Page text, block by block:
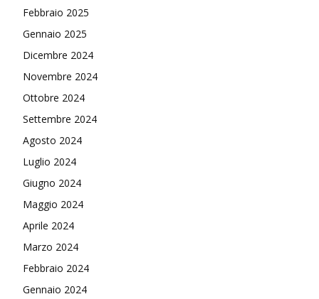
Febbraio 2025
Gennaio 2025
Dicembre 2024
Novembre 2024
Ottobre 2024
Settembre 2024
Agosto 2024
Luglio 2024
Giugno 2024
Maggio 2024
Aprile 2024
Marzo 2024
Febbraio 2024
Gennaio 2024